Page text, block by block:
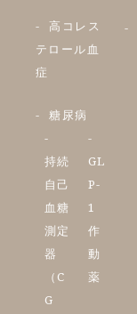
高コレス
テロール血
症
糖尿病
持続
自己
血糖
測定
器
（C
G
GL
P-
1
作
動
薬